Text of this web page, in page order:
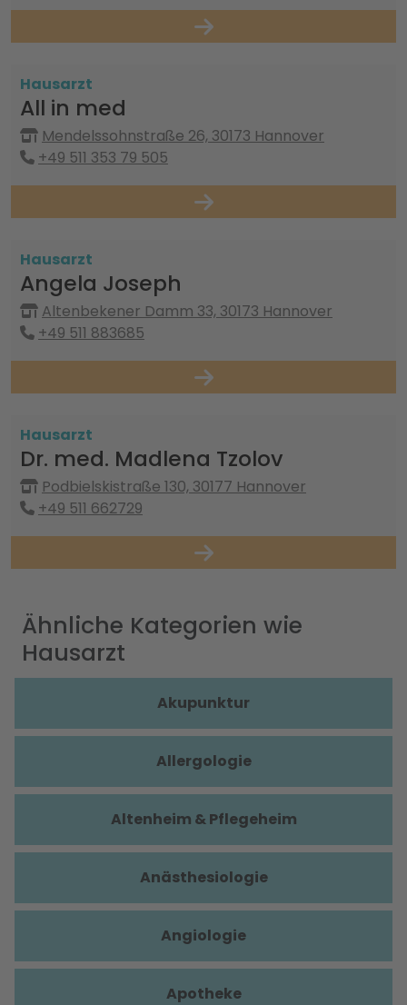
Hausarzt
All in med
Mendelssohnstraße 26, 30173 Hannover
+49 511 353 79 505
Hausarzt
Angela Joseph
Altenbekener Damm 33, 30173 Hannover
+49 511 883685
Hausarzt
Dr. med. Madlena Tzolov
Podbielskistraße 130, 30177 Hannover
+49 511 662729
Ähnliche Kategorien wie
Hausarzt
Akupunktur
Allergologie
Altenheim & Pflegeheim
Anästhesiologie
Angiologie
Apotheke